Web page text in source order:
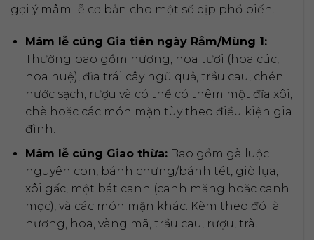
gợi ý mâm lễ cơ bản cho một số dịp phổ biến.
Mâm lễ cúng Gia tiên ngày Rằm/Mùng 1:
Thường bao gồm hương, hoa tươi (hoa cúc,
hoa huệ), đĩa trái cây ngũ quả, trầu cau, chén
nước sạch, rượu và có thể có thêm một đĩa xôi,
chè hoặc các món mặn tùy theo điều kiện gia
đình.
Mâm lễ cúng Giao thừa:Bao gồm gà luộc
nguyên con, bánh chưng/bánh tét, giò lụa,
xôi gấc, một bát canh (canh măng hoặc canh
mọc), và các món mặn khác. Kèm theo đó là
hương, hoa, vàng mã, trầu cau, rượu, trà.